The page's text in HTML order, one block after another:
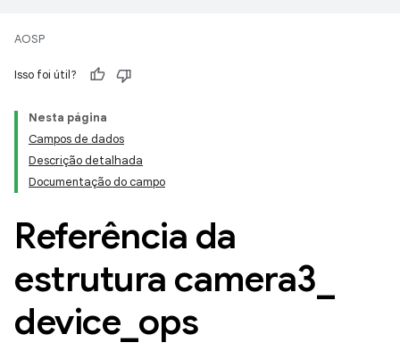
AOSP
Isso foi útil?
Nesta página
Campos de dados
Descrição detalhada
Documentação do campo
Referência da
estrutura camera3
device ops